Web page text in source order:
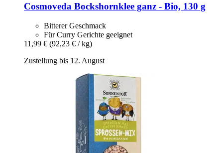
Cosmoveda Bockshornklee ganz -​ Bio, 130 g
Bitterer Geschmack
Für Curry Gerichte geeignet
11,99 € (92,23 € / kg)
Zustellung bis 12. August